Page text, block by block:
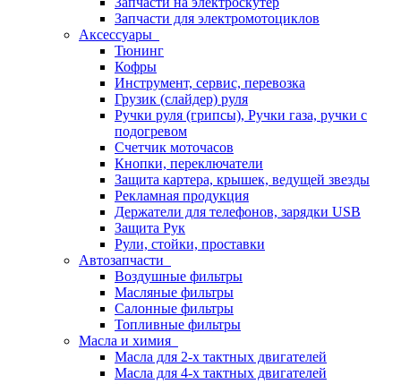
Запчасти для электромотоциклов
Аксессуары
Тюнинг
Кофры
Инструмент, сервис, перевозка
Грузик (слайдер) руля
Ручки руля (грипсы), Ручки газа, ручки с
подогревом
Счетчик моточасов
Кнопки, переключатели
Защита картера, крышек, ведущей звезды
Рекламная продукция
Держатели для телефонов, зарядки USB
Защита Рук
Рули, стойки, проставки
Автозапчасти
Воздушные фильтры
Масляные фильтры
Салонные фильтры
Топливные фильтры
Масла и химия
Масла для 2-х тактных двигателей
Масла для 4-х тактных двигателей